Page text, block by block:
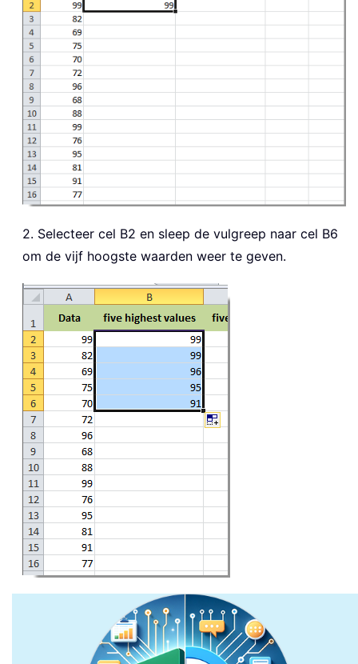
2. Selecteer cel B2 en sleep de vulgreep naar cel B6
om de vijf hoogste waarden weer te geven.